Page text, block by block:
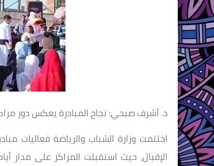
د. أشرف صبحي: نجاح المبادرة يعكس دور
اختتمت وزارة الشباب والرياضة فعاليات